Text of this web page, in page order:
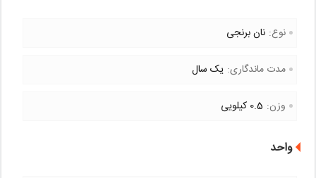
نوع: نان برنجی
مدت ماندگاری: یک سال
وزن: 0.5 کیلویی
واحد